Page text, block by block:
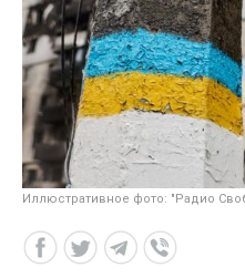
Иллюстративное фото: "Радио